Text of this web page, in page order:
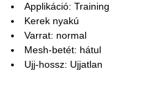
Applikáció: Training
Kerek nyakú
Varrat: normal
Mesh-betét: hátul
Ujj-hossz: Ujjatlan